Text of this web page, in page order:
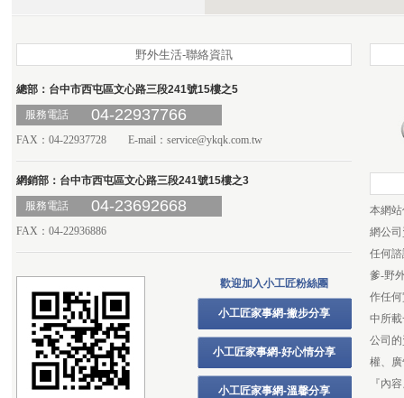
野外生活-聯絡資訊
總部：台中市西屯區文心路三段241號15樓之5
服務電話
04-22937766
FAX：04-22937728 E-mail： service@ykqk.com.tw
網銷部：台中市西屯區文心路三段241號15樓之3
服務電話
04-23692668
FAX：04-22936886
歡迎加入小工匠粉絲團
小工匠家事網-撇步分享
小工匠家事網-好心情分享
小工匠家事網-溫馨分享
本網
網公
任何
爹-野
作任
中所
公司
權、
『內